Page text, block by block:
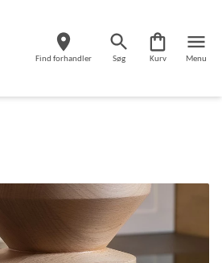
Find forhandler Søg Kurv Menu